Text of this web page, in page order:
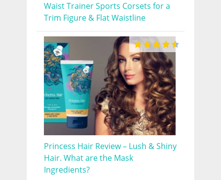
Waist Trainer Sports Corsets for a
Trim Figure & Flat Waistline
Princess Hair Review – Lush & Shiny
Hair. What are the Mask
Ingredients?